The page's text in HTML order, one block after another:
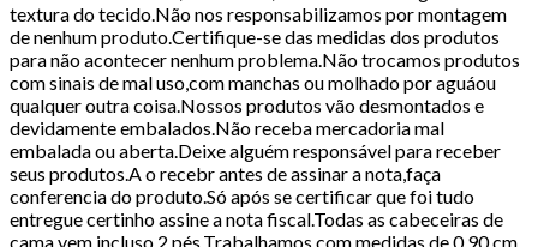
textura do tecido.Não nos responsabilizamos por montagem
de nenhum produto.Certifique-se das medidas dos produtos
para não acontecer nenhum problema.Não trocamos produtos
com sinais de mal uso,com manchas ou molhado por aguáou
qualquer outra coisa.Nossos produtos vão desmontados e
devidamente embalados.Não receba mercadoria mal
embalada ou aberta.Deixe alguém responsável para receber
seus produtos.A o recebr antes de assinar a nota,faça
conferencia do produto.Só após se certificar que foi tudo
entregue certinho assine a nota fiscal.Todas as cabeceiras de
cama vem incluso 2 pés.Trabalhamos com medidas de 0,90 cm,